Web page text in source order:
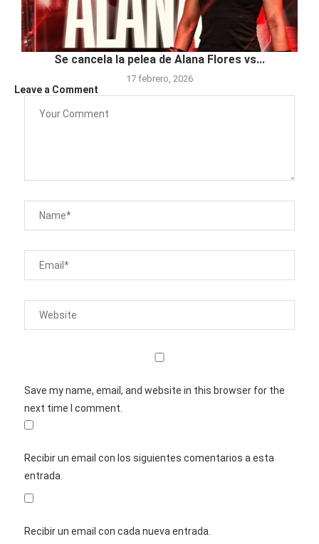
Se cancela la pelea de Alana Flores vs...
17 febrero, 2026
Leave a Comment
Save my name, email, and website in this browser for the
next time I comment.
Recibir un email con los siguientes comentarios a esta
entrada.
Recibir un email con cada nueva entrada.